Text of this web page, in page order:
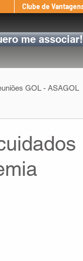
Clube de
me associar!
GOL - ASAGOL